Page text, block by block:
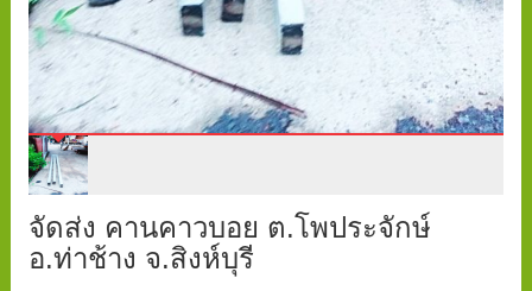
จัดส่ง คานคาวบอย ต.โพประจักษ์
อ.ท่าช้าง จ.สิงห์บุรี